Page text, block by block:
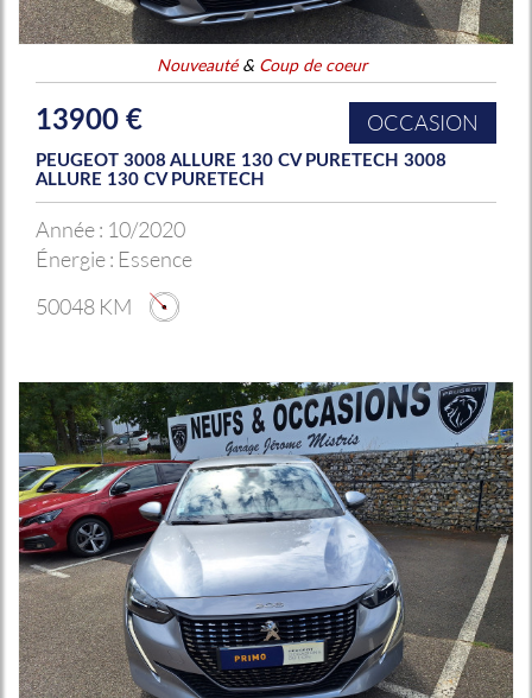
Nouveauté& Coup de coeur
13900 € OCCASION
PEUGEOT 3008 ALLURE 130 CV PURETECH 3008
ALLURE 130 CV PURETECH
Année : 10/2020
Énergie : Essence
50048 KM